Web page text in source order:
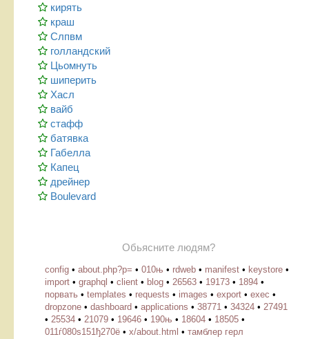
кирять
краш
Слпвм
голландский
Цьомнуть
шиперить
Хасл
вайб
стафф
батявка
Габелла
Капец
дрейнер
Boulevard
Обьясните людям?
config • about.php?p= • 010њ • rdweb • manifest • keystore •
import • graphql • client • blog • 26563 • 19173 • 1894 •
порвать • templates • requests • images • export • exec •
dropzone • dashboard • applications • 38771 • 34324 • 27491
• 25534 • 21079 • 19646 • 190њ • 18604 • 18505 •
011ѓ080ѕ151ђ270ё • х/about.html • тамблер герл